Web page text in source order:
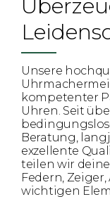
Unsere
kompetenter
Uhren. Seit
Beratung,
exzellente
teilen wir
Federn,
wichtigen